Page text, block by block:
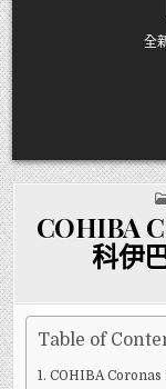
to
content
全
COHIBA
科伊
Table of
COHIBA Coronas